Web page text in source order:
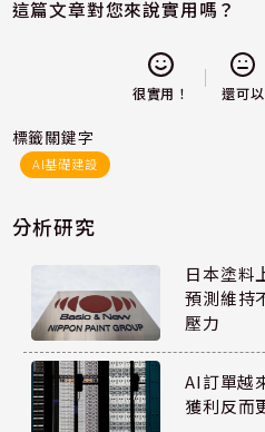
這篇文章對您來說實用嗎？
很實用！ 還可以
標籤關鍵字
AI基礎建設
分析研究
日本塗料
預測維持
壓力
AI訂單越
獲利反而